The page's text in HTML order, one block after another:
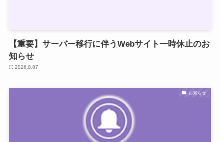
【重要】サーバー移行に伴うWebサイト一時休止のお
知らせ
2026.8.07
お知らせ